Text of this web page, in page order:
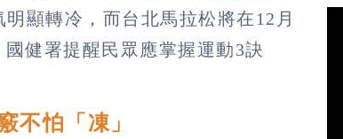
顯轉冷，而台北馬拉松將在12月
健署提醒民眾應掌握運動3訣
不怕「凍」